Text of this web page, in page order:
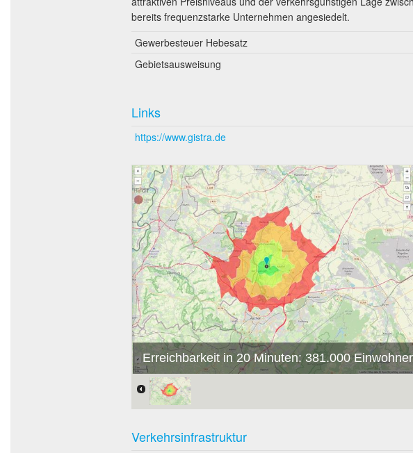
bereits frequenzstarke Unternehmen angesiedelt.
Gewerbesteuer Hebesatz
Gebietsausweisung
Links
https://www.gistra.de
Erreichbarkeit in 20 Minuten: 381.000 Einwohner
Verkehrsinfrastruktur